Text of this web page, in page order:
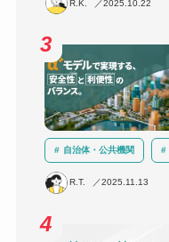
R.K. 2025.10.22
自治体・公共機関
セキュリティ
R.T. 2025.11.13